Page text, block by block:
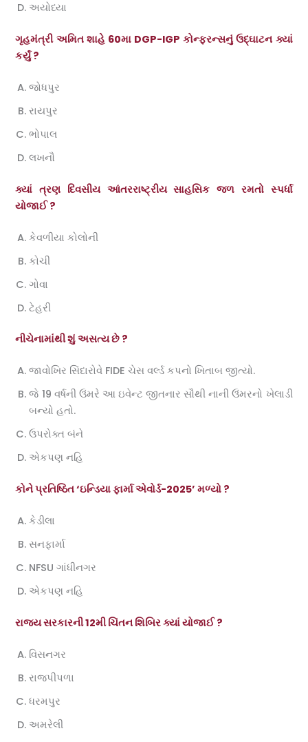
અયોધ્યા
ગૃહમંત્રી અમિત શાહે 60મા DGP-IGP કોન્ફરન્સનું ઉદ્ઘાટન ક્યાં
કર્યું ?
જોધપુર
રાયપુર
ભોપાલ
લખનૌ
ક્યાં ત્રણ દિવસીય આંતરરાષ્ટ્રીય સાહસિક જળ રમતો સ્પર્ધા
યોજાઈ ?
કેવળીયા કોલોની
કોચી
ગોવા
ટેહરી
નીચેનામાંથી શું અસત્ય છે ?
જાવોખિર સિંદારોવે FIDE ચેસ વર્લ્ડ કપનો ખિતાબ જીત્યો.
જે 19 વર્ષની ઉંમરે આ ઇવેન્ટ જીતનાર સૌથી નાની ઉંમરનો ખેલાડી
બન્યો હતો.
ઉપરોક્ત બંને
એકપણ નહિ
કોને પ્રતિષ્ઠિત ‘ઇન્ડિયા ફાર્મા એવોર્ડ-2025’ મળ્યો ?
કેડીલા
સનફાર્મા
NFSU ગાંધીનગર
એકપણ નહિ
રાજય સરકારની 12મી ચિંતન શિબિર ક્યાં યોજાઈ ?
વિસનગર
રાજપીપળા
ધરમપુર
અમરેલી